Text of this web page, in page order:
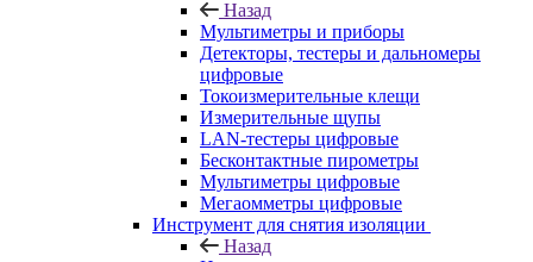
Назад
Мультиметры и приборы
Детекторы, тестеры и дальномеры
цифровые
Токоизмерительные клещи
Измерительные щупы
LAN-тестеры цифровые
Бесконтактные пирометры
Мультиметры цифровые
Мегаомметры цифровые
Инструмент для снятия изоляции
Назад